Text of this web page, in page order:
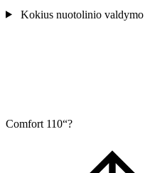
Kokius nuotolinio
Comfort 110“?